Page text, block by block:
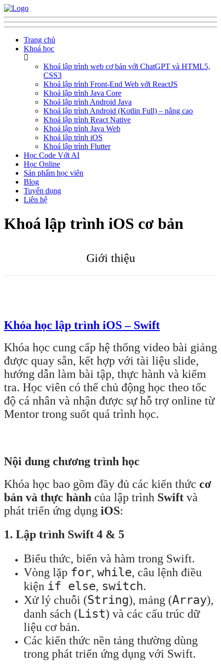
Trang chủ
Khoá học
Khoá lập trình web cơ bản với ChatGPT và HTML5,
CSS3
Khoá lập trình Front-End Web với ReactJS
Khoá lập trình Java Core
Khoá lập trình Android Java
Khoá lập trình Android (Kotlin Full) – nâng cao
Khoá lập trình React Native
Khoá lập trình Java Web
Khoá lập trình iOS
Khoá lập trình Flutter
Học Code Với AI
Học Online
Sản phẩm học viên
Blog
Tuyển dụng
Liên hệ
Khoá lập trình iOS cơ bản
Giới thiệu
Khóa học lập trình iOS – Swift
Khóa học cung cấp hệ thống video bài giảng
được quay sẵn, kết hợp với tài liệu slide,
hướng dẫn làm bài tập, thực hành và kiểm
tra. Học viên có thể chủ động học theo tốc
độ cá nhân và nhận được sự hỗ trợ online từ
Mentor trong suốt quá trình học.
Nội dung chương trình học
Khóa học bao gồm đầy đủ các kiến thức cơ
bản và thực hành của lập trình Swift và
phát triển ứng dụng iOS:
1. Lập trình Swift 4 & 5
Biểu thức, biến và hàm trong Swift.
Vòng lặp for, while, câu lệnh điều
kiện if else, switch.
Xử lý chuỗi (String), mảng (Array),
danh sách (List) và các cấu trúc dữ
liệu cơ bản.
Các kiến thức nền tảng thường dùng
trong phát triển ứng dụng với Swift.